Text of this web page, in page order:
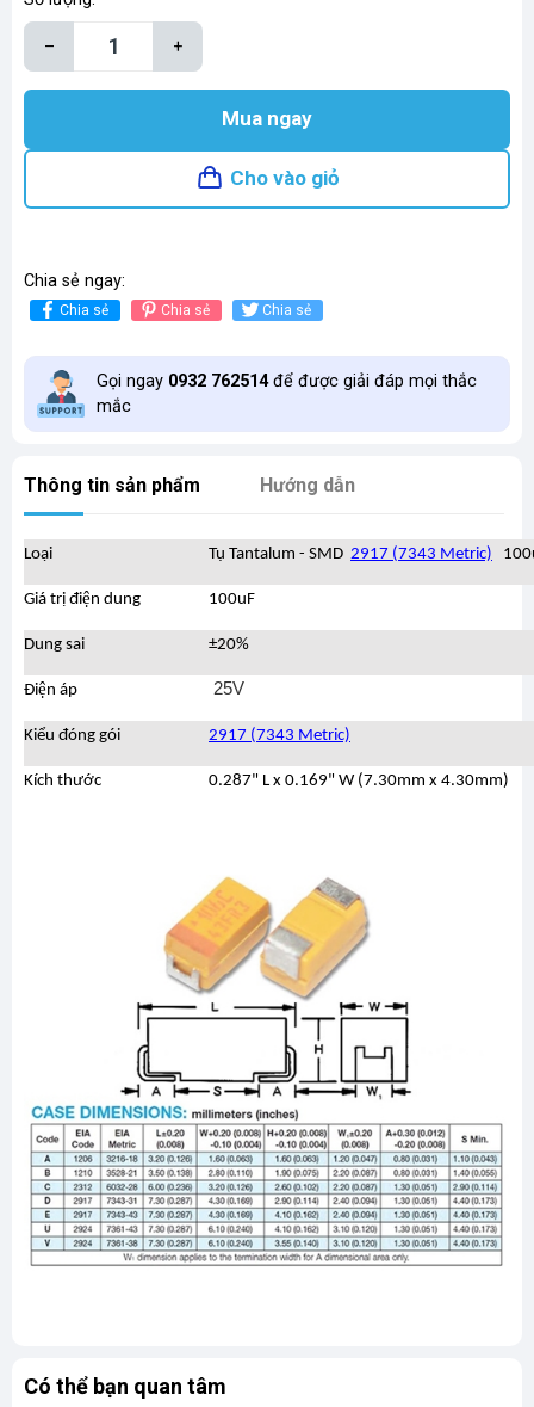
– +
Mua ngay
Cho vào giỏ
Chia sẻ ngay:
Chia sẻ Chia sẻ Chia sẻ
Gọi ngay 0932 762514để được giải đáp mọi thắc
mắc
Thông tin sản phẩm Hướng dẫn
Loại Tụ Tantalum - SMD 2917 (7343 Metric) 100
Giá trị điện dung 100uF
Dung sai ±20%
Điện áp 25V
Kiểu đóng gói 2917 (7343 Metric)
Kích thước 0.287" L x 0.169" W (7.30mm x 4.30mm)
Có thể bạn quan tâm